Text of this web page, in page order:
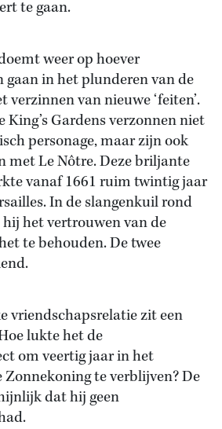
te gaan.
weer op hoever
in het plunderen van de
verzinnen van nieuwe ‘feiten’.
King’s Gardens verzonnen niet
personage, maar zijn ook
met Le Nôtre. Deze briljante
vanaf 1661 ruim twintig jaar
In de slangenkuil rond
het vertrouwen van de
te behouden. De twee
vriendschapsrelatie zit een
lukte het de
om veertig jaar in het
te verblijven? De
dat hij geen